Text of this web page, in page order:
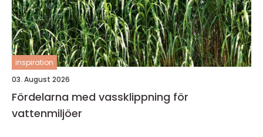
inspiration
03. August 2026
Fördelarna med vassklippning för
vattenmiljöer